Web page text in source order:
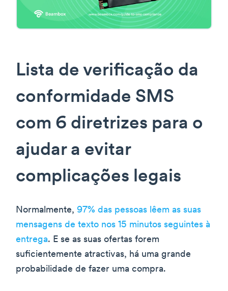
Lista de verificação da
conformidade SMS
com 6 diretrizes para o
ajudar a evitar
complicações legais
Normalmente, 97% das pessoas lêem as suas
mensagens de texto nos 15 minutos seguintes à
entrega. E se as suas ofertas forem
suficientemente atractivas, há uma grande
probabilidade de fazer uma compra.